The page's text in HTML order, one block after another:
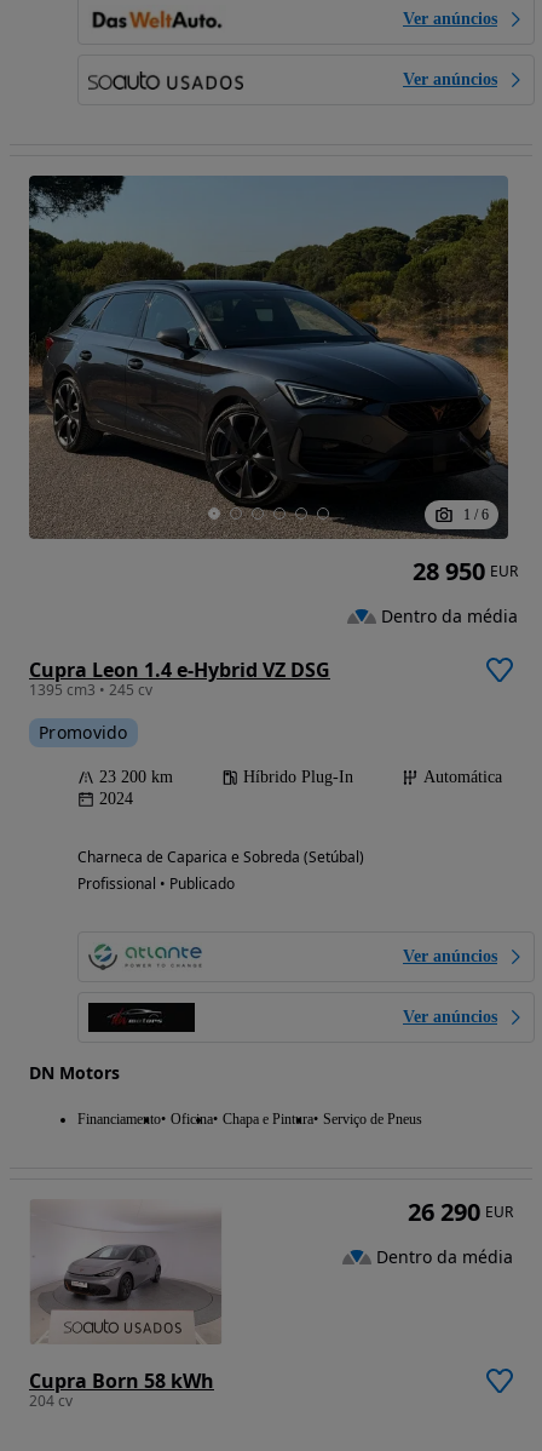
Ver anúncios
Ver anúncios
1 / 6
Cupra Leon 1.4 e-Hybrid VZ DSG
1395 cm3 • 245 cv
Promovido
23 200 km Híbrido Plug-In
Automática
2024
Charneca de Caparica e Sobreda (Setúbal)
Profissional • Publicado
Ver anúncios
Ver anúncios
DN Motors
Financiamento Oficina Chapa e Pintura Serviço de Pneus
28 950 EUR
Dentro da média
Cupra Born 58 kWh
204 cv
26 290 EUR
Dentro da média